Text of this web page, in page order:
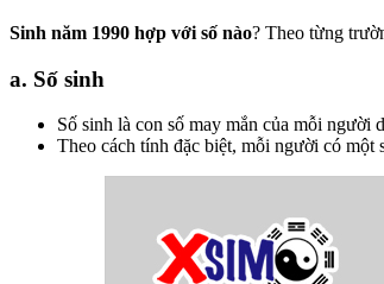
Sinh năm 1990 hợp với số nào? Theo từng
a. Số sinh
Số sinh là con số may mắn của mỗi người
Theo cách tính đặc biệt, mỗi người có một